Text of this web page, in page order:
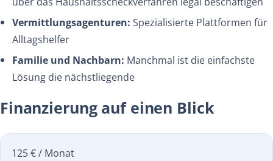
Vermittlungsagenturen: Spezialisierte Plattformen für
Alltagshelfer
Familie und Nachbarn: Manchmal ist die einfachste
Lösung die nächstliegende
Finanzierung auf einen Blick
125 € / Monat